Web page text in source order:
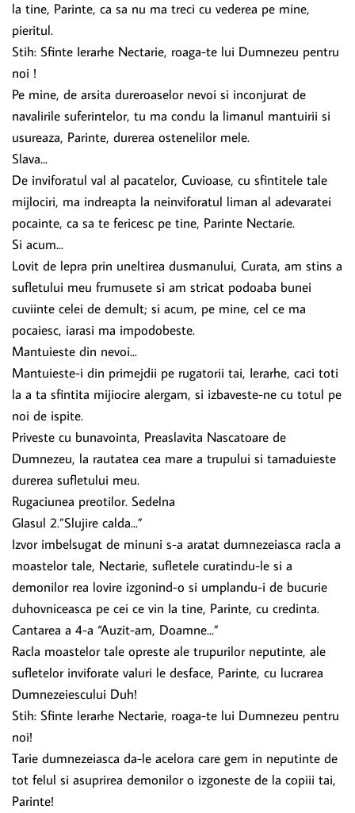
la tine, Parinte, ca sa nu ma treci cu vederea pe mine,
pieritul.
Stih: Sfinte Ierarhe Nectarie, roaga-te lui Dumnezeu pentru
noi !
Pe mine, de arsita dureroaselor nevoi si inconjurat de
navalirile suferintelor, tu ma condu Ia limanul mantuirii si
usureaza, Parinte, durerea ostenelilor mele.
Slava...
De inviforatul val al pacatelor, Cuvioase, cu sfintitele tale
mijlociri, ma indreapta la neinviforatul liman al adevaratei
pocainte, ca sa te fericesc pe tine, Parinte Nectarie.
Si acum...
Lovit de lepra prin uneltirea dusmanului, Curata, am stins a
sufletului meu frumusete si am stricat podoaba bunei
cuviinte celei de demult; si acum, pe mine, cel ce ma
pocaiesc, iarasi ma impodobeste.
Mantuieste din nevoi...
Mantuieste-i din primejdii pe rugatorii tai, Ierarhe, caci toti
la a ta sfintita mijiocire alergam, si izbaveste-ne cu totul pe
noi de ispite.
Priveste cu bunavointa, Preaslavita Nascatoare de
Dumnezeu, la rautatea cea mare a trupului si tamaduieste
durerea sufletului meu.
Rugaciunea preotilor. Sedelna
GIasul 2.”Slujire calda...”
Izvor imbelsugat de minuni s-a aratat dumnezeiasca racla a
moastelor tale, Nectarie, sufletele curatindu-le si a
demonilor rea lovire izgonind-o si umplandu-i de bucurie
duhovniceasca pe cei ce vin Ia tine, Parinte, cu credinta.
Cantarea a 4-a “Auzit-am, Doamne...”
Racla moastelor tale opreste ale trupurilor neputinte, ale
sufletelor inviforate valuri le desface, Parinte, cu lucrarea
Dumnezeiescului Duh!
Stih: Sfinte lerarhe Nectarie, roaga-te lui Dumnezeu pentru
noi!
Tarie dumnezeiasca da-le acelora care gem in neputinte de
tot felul si asuprirea demonilor o izgoneste de la copiii tai,
Parinte!